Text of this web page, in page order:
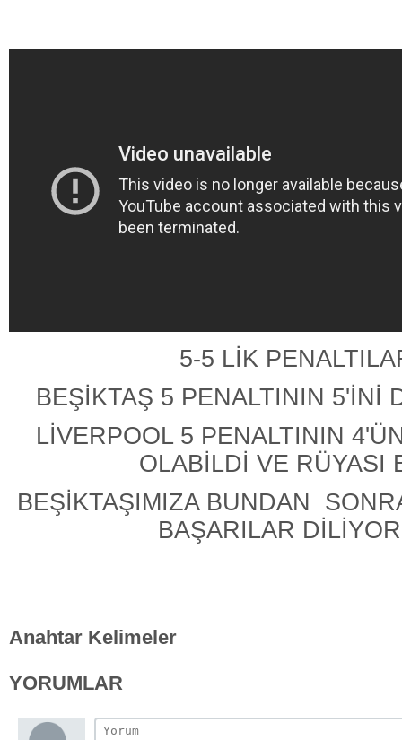
5-5 LİK
BEŞİKTAŞ 5 PENALTININ 5'İNİ
LİVERPOOL 5 PENALTININ
OLABİLDİ VE RÜYASI
BEŞİKTAŞIMIZA BUNDAN
BAŞARILAR
Anahtar Kelimeler
YORUMLAR